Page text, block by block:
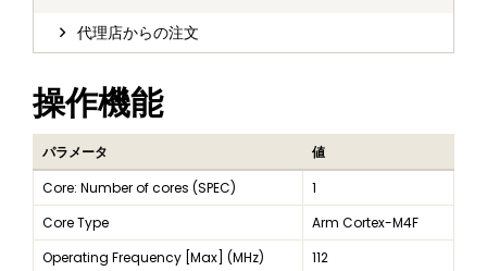
代理店からの注文
操作機能
パラメータ
値
Core: Number of cores (SPEC)
1
Core Type
Arm Cortex-M4F
Operating Frequency [Max] (MHz)
112